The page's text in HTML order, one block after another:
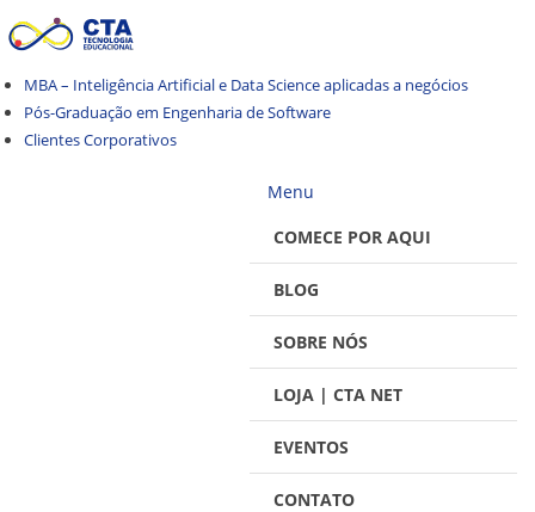
para
para
conteúdo
MBA – Inteligência Artificial e Data Science aplicadas a negócios
Pós-Graduação em Engenharia de Software
Clientes Corporativos
Menu
COMECE POR AQUI
BLOG
SOBRE NÓS
LOJA | CTA NET
EVENTOS
CONTATO